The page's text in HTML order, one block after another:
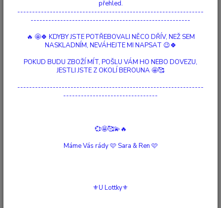
Novinky z našeho blogu
⚜️U Lottky⚜️ se loučí… ale nekončí
přehled.
---------------------------------------------------------------
------------------------------------------------------
🔥 🤩🍀 KDYBY JSTE POTŘEBOVALI NĚCO DŘÍV, NEŽ SEM
NASKLADNÍM, NEVÁHEJTE MI NAPSAT 😉🍀
POKUD BUDU ZBOŽÍ MÍT, POŠLU VÁM HO NEBO DOVEZU,
JESTLI JSTE Z OKOLÍ BEROUNA 🤩🥰
---------------------------------------------------------------
--------------------------------
💞🤩🥰💫🔥
Máme Vás rády 🩷 Sara & Ren 🩷
⚜️U Lottky⚜️